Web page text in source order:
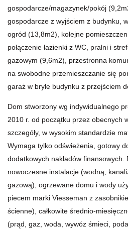
gospodarcze/magazynek/pokój
gospodarcze z wyjściem z budynku,
ogród (13,8m2), kolejne
połączenie łazienki z WC, pralni i
gazowym (9,6m2), przestronna
na swobodne przemieszczanie się
garaż w bryle budynku z przejściem
Dom stworzony wg indywidualnego
2010 r. od początku przez obecnych
szczegóły, w wysokim standardzie
Wymaga tylko odświeżenia, gotowy
dodatkowych nakładów
nowoczesne instalacje (wodną,
gazową), ogrzewane domu i wody
piecem marki Viesseman z
ścienne), całkowite średnio-
(prąd, gaz, woda, wywóz śmieci,